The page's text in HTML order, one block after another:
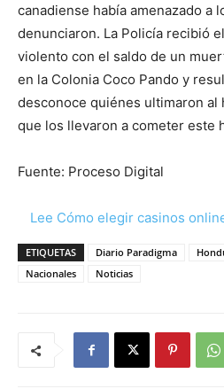
canadiense había amenazado a
denunciaron. La Policía recibió
violento con el saldo de un
en la Colonia Coco Pando y
desconoce quiénes ultimaron al
que los llevaron a cometer este
Fuente: Proceso Digital
Lee Cómo elegir casinos
ETIQUETAS Diario Paradigma
Nacionales
Noticias